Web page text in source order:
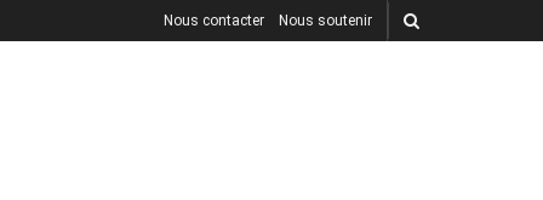
Nous contacter Nous soutenir